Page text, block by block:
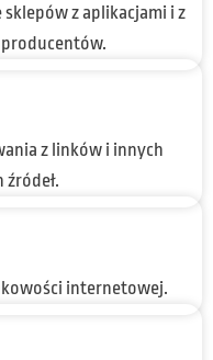
z aplikacjami i z
z linków i innych
źródeł.
internetowej.